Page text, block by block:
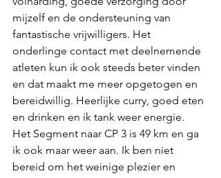
mijzelf en de ondersteuning van
fantastische vrijwilligers. Het
onderlinge contact met deelnemende
atleten kun ik ook steeds beter vinden
en dat maakt me meer opgetogen en
bereidwillig. Heerlijke curry, goed eten
en drinken en ik tank weer energie.
Het Segment naar CP 3 is 49 km en ga
ik ook maar weer aan. Ik ben niet
bereid om het weinige plezier en